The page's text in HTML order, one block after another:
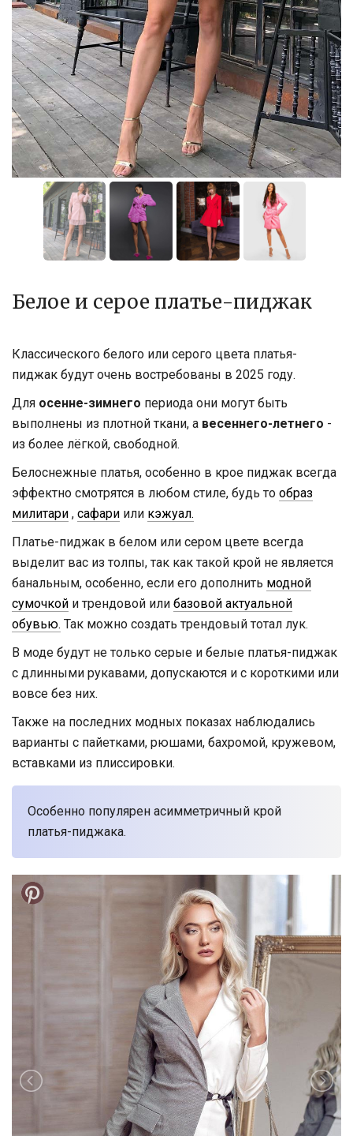
Белое и серое платье-пиджак
Классического белого или серого цвета платья-
пиджак будут очень востребованы в 2025 году.
Для осенне-зимнего периода они могут быть
выполнены из плотной ткани, а весеннего-летнего -
из более лёгкой, свободной.
Белоснежные платья, особенно в крое пиджак всегда
эффектно смотрятся в любом стиле, будь то образ
милитари , сафари или кэжуал.
Платье-пиджак в белом или сером цвете всегда
выделит вас из толпы, так как такой крой не является
банальным, особенно, если его дополнить модной
сумочкой и трендовой или базовой актуальной
обувью. Так можно создать трендовый тотал лук.
В моде будут не только серые и белые платья-пиджак
с длинными рукавами, допускаются и с короткими или
вовсе без них.
Также на последних модных показах наблюдались
варианты с пайетками, рюшами, бахромой, кружевом,
вставками из плиссировки.
Особенно популярен асимметричный крой
платья-пиджака.